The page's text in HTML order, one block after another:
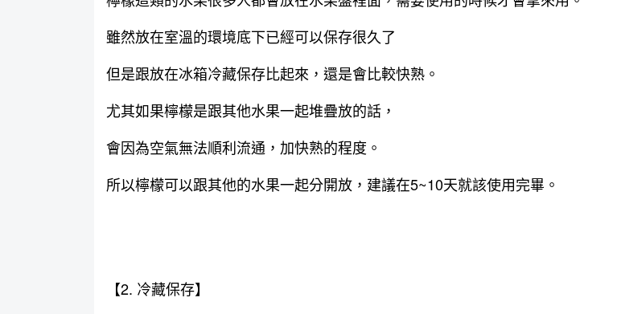
雖然放在室溫的環境底下已經可以保存很久了
但是跟放在冰箱冷藏保存比起來，還是會比較快熟。
尤其如果檸檬是跟其他水果一起堆疊放的話，
會因為空氣無法順利流通，加快熟的程度。
所以檸檬可以跟其他的水果一起分開放，建議在5~10天就該使用完畢。
【2. 冷藏保存】